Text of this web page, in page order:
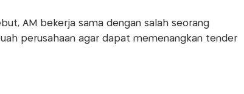
AM bekerja sama dengan salah seorang
perusahaan agar dapat memenangkan tender